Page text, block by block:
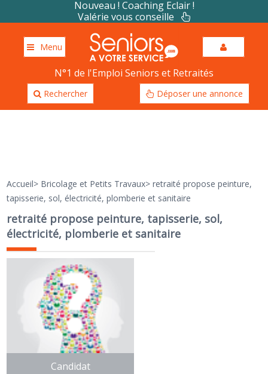
Nouveau ! Coaching Eclair !
Valérie vous conseille
Menu
N°1 de l'Emploi Seniors et Retraités
Rechercher Déposer une annonce
Accueil> Bricolage et Petits Travaux>retraité propose peinture,
tapisserie, sol, électricité, plomberie et sanitaire
retraité propose peinture, tapisserie, sol,
électricité, plomberie et sanitaire
Candidat